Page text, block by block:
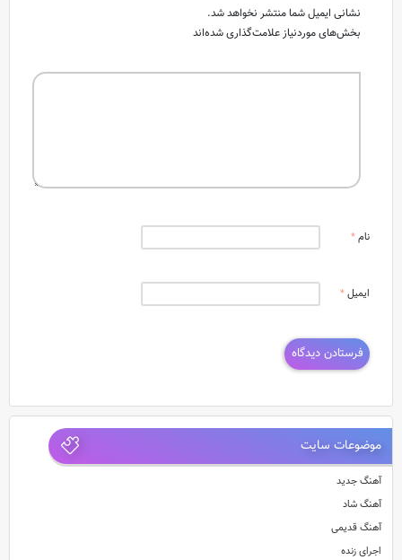
نشانی ایمیل شما منتشر نخواهد شد.
بخش‌های موردنیاز علامت‌گذاری شده‌اند
نام*
ایمیل*
موضوعات سایت
آهنگ جدید
آهنگ شاد
آهنگ قدیمی
اجرای زنده